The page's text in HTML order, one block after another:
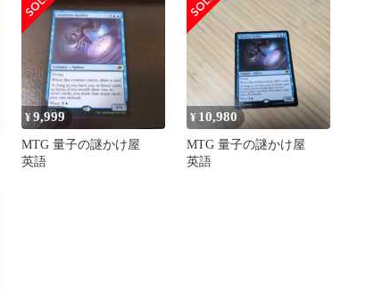
¥9,999
MTG 量子の謎かけ屋
英語
¥ 10,980
MTG 量子の謎かけ屋
英語